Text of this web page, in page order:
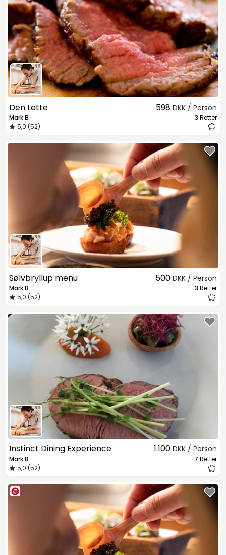
Den Lette
Mark B
5,0 (52)
598 DKK / Person
3 Retter
Sølvbryllup menu
Mark B
5,0 (52)
500 DKK / Person
3 Retter
Instinct Dining Experience
Mark B
5,0 (52)
1.100 DKK / Person
7 Retter